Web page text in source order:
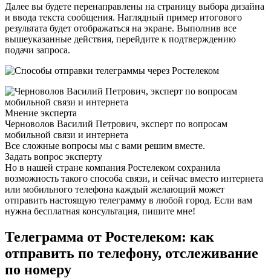
Далее вы будете перенаправлены на страницу выбора дизайна
и ввода текста сообщения. Наглядный пример итогового
результата будет отображаться на экране. Выполнив все
вышеуказанные действия, перейдите к подтверждению
подачи запроса.
Мнение эксперта
Черноволов Василий Петрович, эксперт по вопросам
мобильной связи и интернета
Все сложные вопросы мы с вами решим вместе.
Задать вопрос эксперту
Но в нашей стране компания Ростелеком сохранила
возможность такого способа связи, и сейчас вместо интернета
или мобильного телефона каждый желающий может
отправить настоящую телеграмму в любой город. Если вам
нужна бесплатная консультация, пишите мне!
Телеграмма от Ростелеком: как
отправить по телефону, отслеживание
по номеру